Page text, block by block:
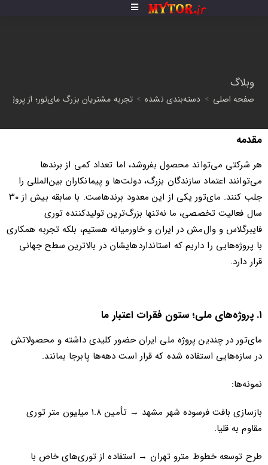
وبلاگ
صفحه اصلی > دسته‌بندی نشده > تجربه مشتریان بزرگ مای‌تور؛ از
مقدمه
هر شرکتی می‌تواند محصول بفروشد، اما تعداد کمی از برندها
می‌توانند اعتماد سازندگان بزرگ، دولت‌ها و پیمانکاران بین‌المللی را
جلب کنند. مای‌تور یکی از این معدود برندهاست. با سابقه بیش از ۳۰
سال فعالیت تخصصی، ما نه‌تنها بزرگ‌ترین تولیدکننده توری
فایبرگلاس و وال‌مش در ایران و خاورمیانه هستیم، بلکه تجربه همکاری
با پروژه‌هایی را داریم که استانداردهایشان در بالاترین سطح جهانی
قرار دارد.
۱. پروژه‌های ملی؛ ستون فقرات اعتبار ما
مای‌تور در چندین پروژه ملی ایران حضور کلیدی داشته و محصولاتش
در سازه‌هایی استفاده شده که قرار است دهه‌ها پابرجا بمانند.
نمونه‌ها:
بازسازی بافت فرسوده شهر مشهد → تأمین ۱.۸ میلیون متر توری
مقاوم به قلیا.
طرح توسعه خطوط مترو تهران → استفاده از توری‌های خاص با